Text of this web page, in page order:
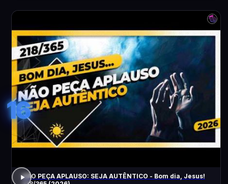
16
NÃO PEÇA APLAUSO: SEJA AUTÊNTICO - Bom dia, Jesus!